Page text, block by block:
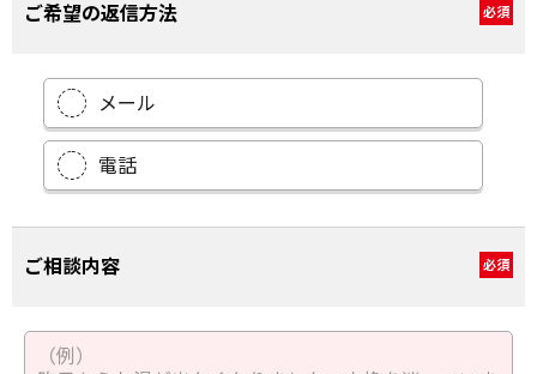
ご希望の返信方法 必須
メール
電話
ご相談内容 必須